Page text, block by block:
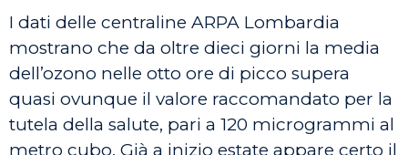
I dati delle centraline ARPA Lombardia
mostrano che da oltre dieci giorni la media
dell’ozono nelle otto ore di picco supera
quasi ovunque il valore raccomandato per la
tutela della salute, pari a 120 microgrammi al
metro cubo. Già a inizio estate appare certo il